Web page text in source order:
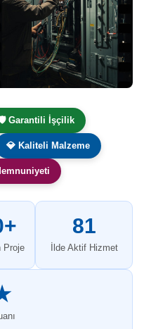
Garantili İşçilik
💎 Kaliteli Malzeme
Proje
81
İlde Aktif Hizmet